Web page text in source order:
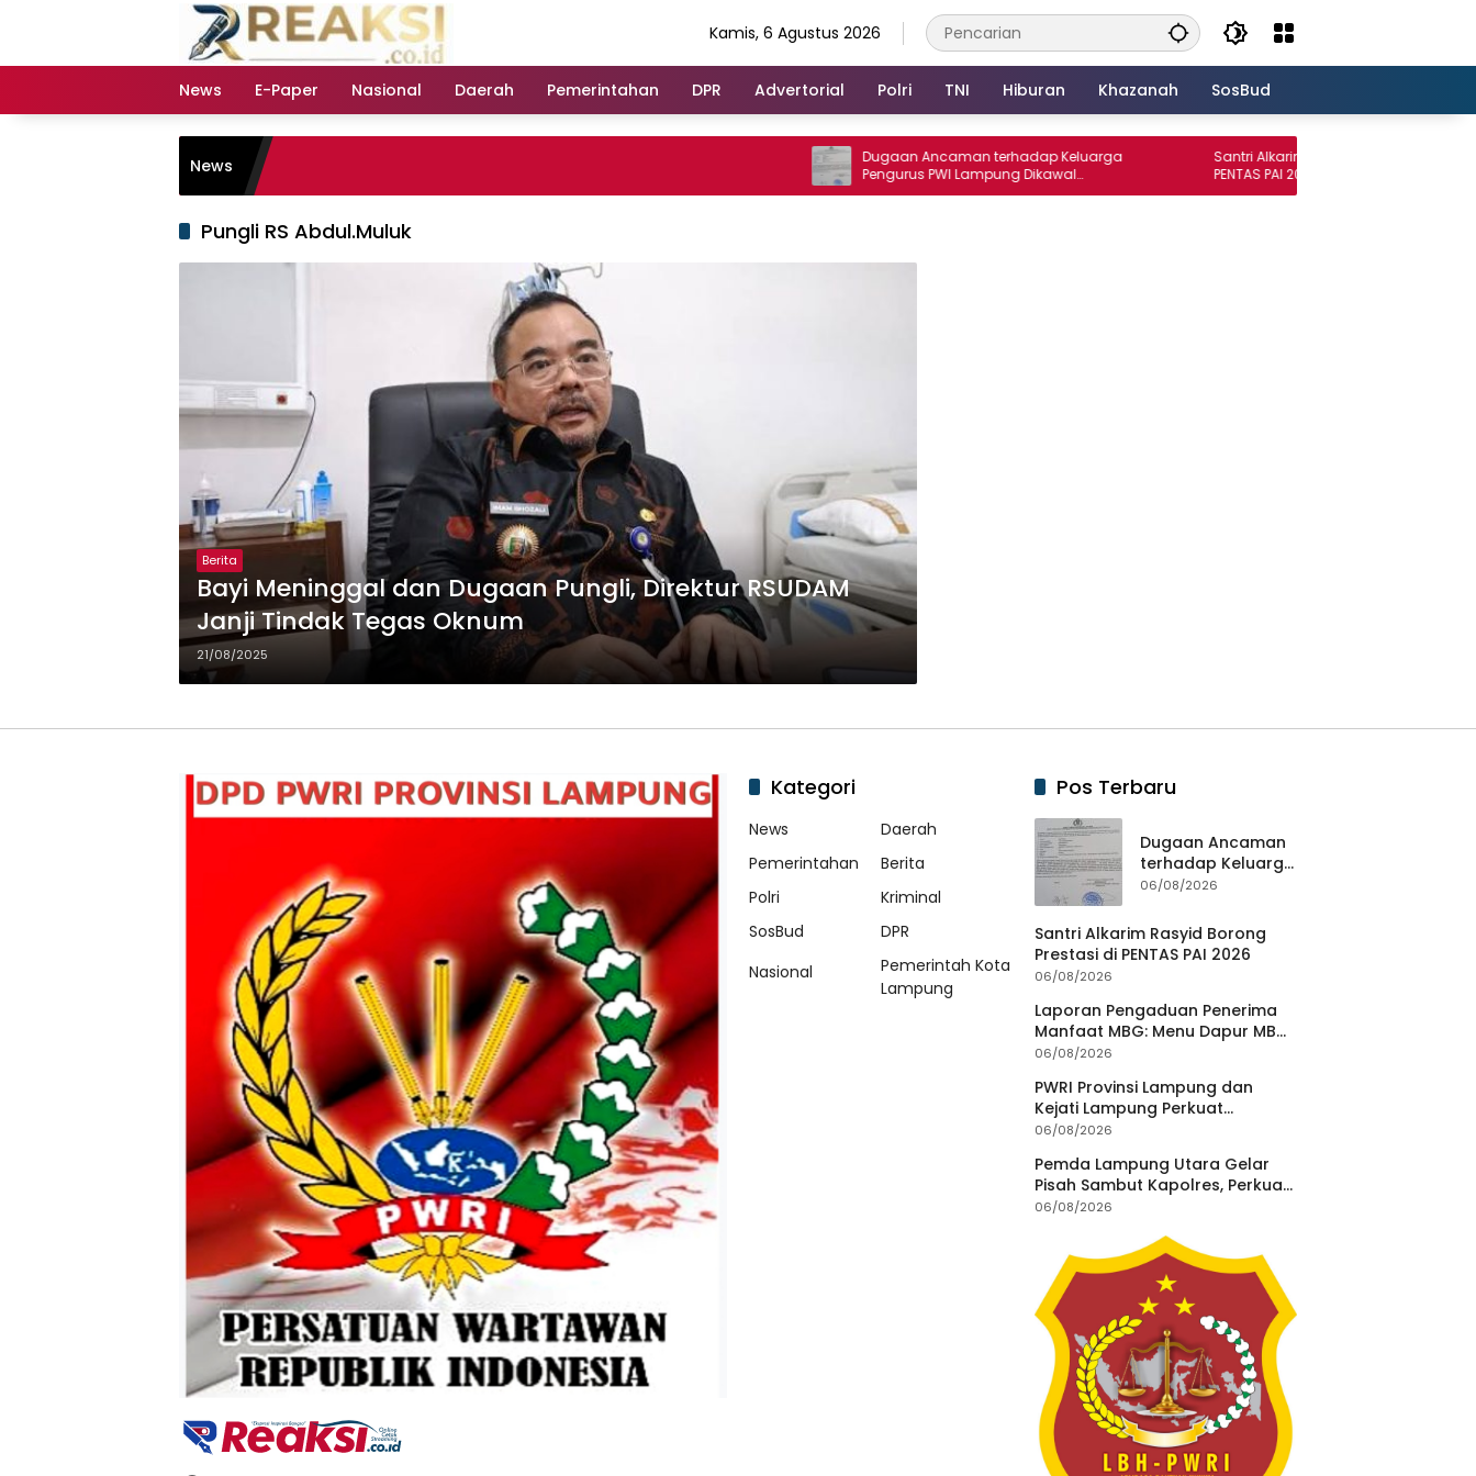
Kamis, 6 Agustus 2026
News E-Paper Nasional Daerah Pemerintahan DPR Advertorial Polri TNI Hiburan Khazanah SosBud
News
Dugaan Ancaman terhadap Keluarga
Pengurus PWI Lampung Dikawal
Legislator dan Jurnalis
Santri Alkarim Rasyid Borong Prestasi di
PENTAS PAI 2026
Pungli RS Abdul.Muluk
Berita
Bayi Meninggal dan Dugaan Pungli, Direktur RSUDAM
Janji Tindak Tegas Oknum
21/08/2025
Kategori
News
Daerah
Pemerintahan
Berita
Polri
Kriminal
SosBud
DPR
Nasional
Pemerintah Kota
Lampung
Pos Terbaru
Dugaan Ancaman
terhadap Keluarga
Pengurus PWI
Legislator dan
Jurnalis
06/08/2026
Santri Alkarim Rasyid Borong
Prestasi di PENTAS PAI 2026
06/08/2026
Laporan Pengaduan Penerima
Manfaat MBG: Menu Dapur MBG
Teratai Lampung Utara Disorot,
Lakukan Investigasi
06/08/2026
PWRI Provinsi Lampung dan
Kejati Lampung Perkuat
Sinergitas Penegakan Hukum
06/08/2026
Pemda Lampung Utara Gelar
Pisah Sambut Kapolres, Perkuat
Sinergi Jaga Kamtibmas
06/08/2026